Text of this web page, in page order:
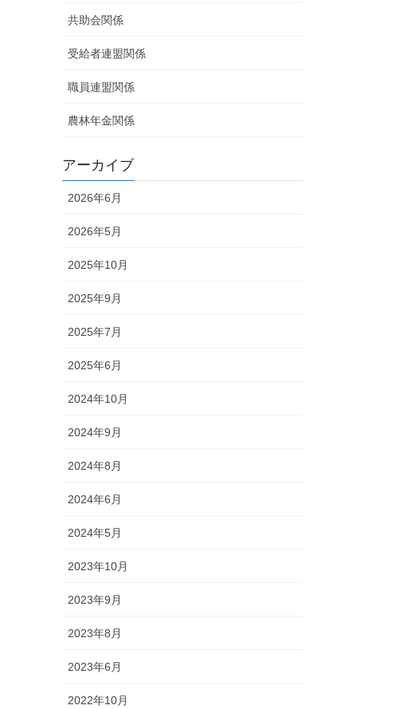
共助会関係
受給者連盟関係
職員連盟関係
農林年金関係
アーカイブ
2026年6月
2026年5月
2025年10月
2025年9月
2025年7月
2025年6月
2024年10月
2024年9月
2024年8月
2024年6月
2024年5月
2023年10月
2023年9月
2023年8月
2023年6月
2022年10月